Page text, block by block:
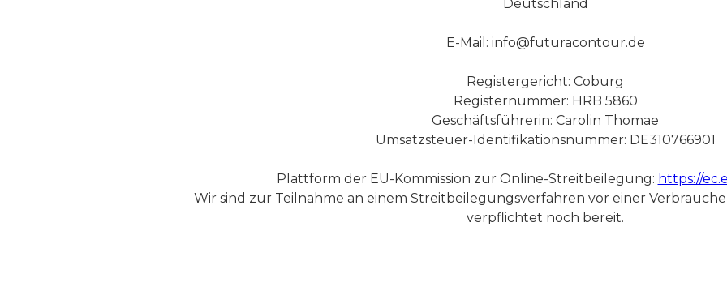
Deutschland
E-Mail: info@futuracontour.de
Registergericht: Coburg
Registernummer: HRB 5860
Geschäftsführerin: Carolin Thomae
Umsatzsteuer-Identifikationsnummer: DE310766901
Plattform der EU-Kommission zur Online-Streitbeilegung: https://
Wir sind zur Teilnahme an einem Streitbeilegungsverfahren vor einer
verpflichtet noch bereit.